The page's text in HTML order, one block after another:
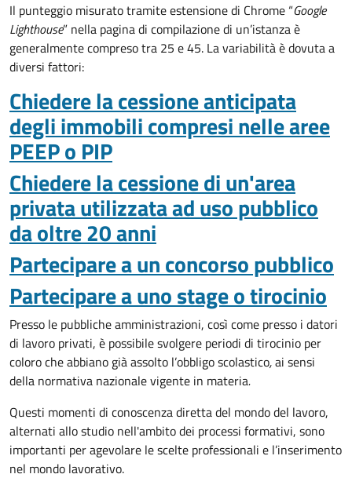
Il punteggio misurato tramite estensione di Chrome “Google
Lighthouse” nella pagina di compilazione di un’istanza è
generalmente compreso tra 25 e 45. La variabilità è dovuta a
diversi fattori:
Chiedere la cessione anticipata
degli immobili compresi nelle aree
PEEP o PIP
Chiedere la cessione di un'area
privata utilizzata ad uso pubblico
da oltre 20 anni
Partecipare a un concorso pubblico
Partecipare a uno stage o tirocinio
Presso le pubbliche amministrazioni, così come presso i datori
di lavoro privati, è possibile svolgere periodi di tirocinio per
coloro che abbiano già assolto l’obbligo scolastico,ai sensi
della normativa nazionale vigente in materia.
Questi momenti di conoscenza diretta del mondo del lavoro,
alternati allo studio nell'ambito dei processi formativi, sono
importanti per agevolare le scelte professionali e l’inserimento
nel mondo lavorativo.